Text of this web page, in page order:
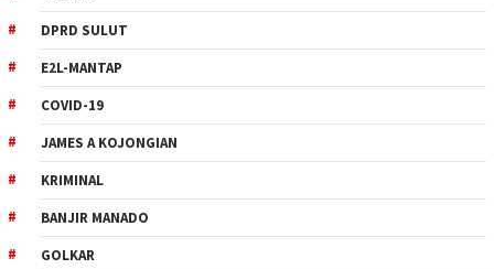
DPRD SULUT
E2L-MANTAP
COVID-19
JAMES A KOJONGIAN
KRIMINAL
BANJIR MANADO
GOLKAR